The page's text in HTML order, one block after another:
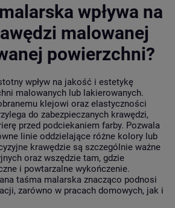
wpływa na
malowanej
powierzchni?
wpływ na jakość i estetykę
malowanych lub lakierowanych.
klejowi oraz elastyczności
do zabezpieczanych krawędzi,
przed podciekaniem farby. Pozwala
linie oddzielające różne kolory lub
krawędzie są szczególnie ważne
oraz wszędzie tam, gdzie
i powtarzalne wykończenie.
taśma malarska znacząco podnosi
zarówno w pracach domowych, jak i